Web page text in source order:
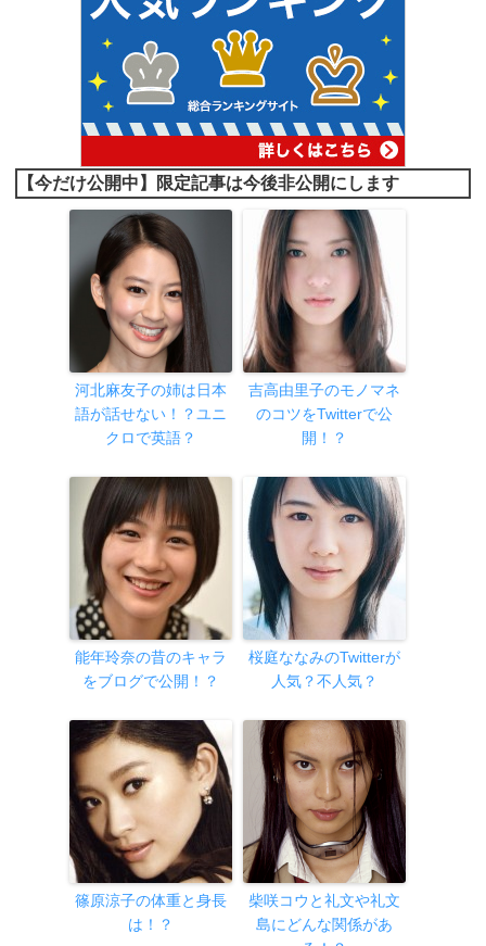
【今だけ公開中】限定記事は今後非公開にします
河北麻友子の姉は日本
語が話せない！？ユニ
クロで英語？
吉高由里子のモノマネ
のコツをTwitterで公
開！？
能年玲奈の昔のキャラ
をブログで公開！？
桜庭ななみのTwitterが
人気？不人気？
篠原涼子の体重と身長
は！？
柴咲コウと礼文や礼文
島にどんな関係があ